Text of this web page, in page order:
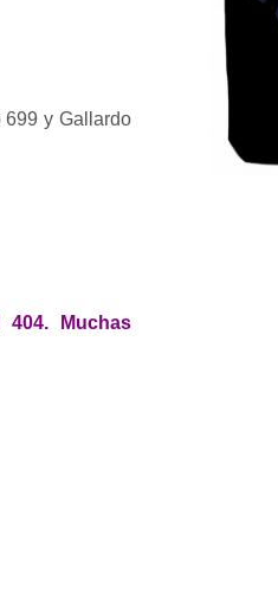
699 y Gallardo
Muchas